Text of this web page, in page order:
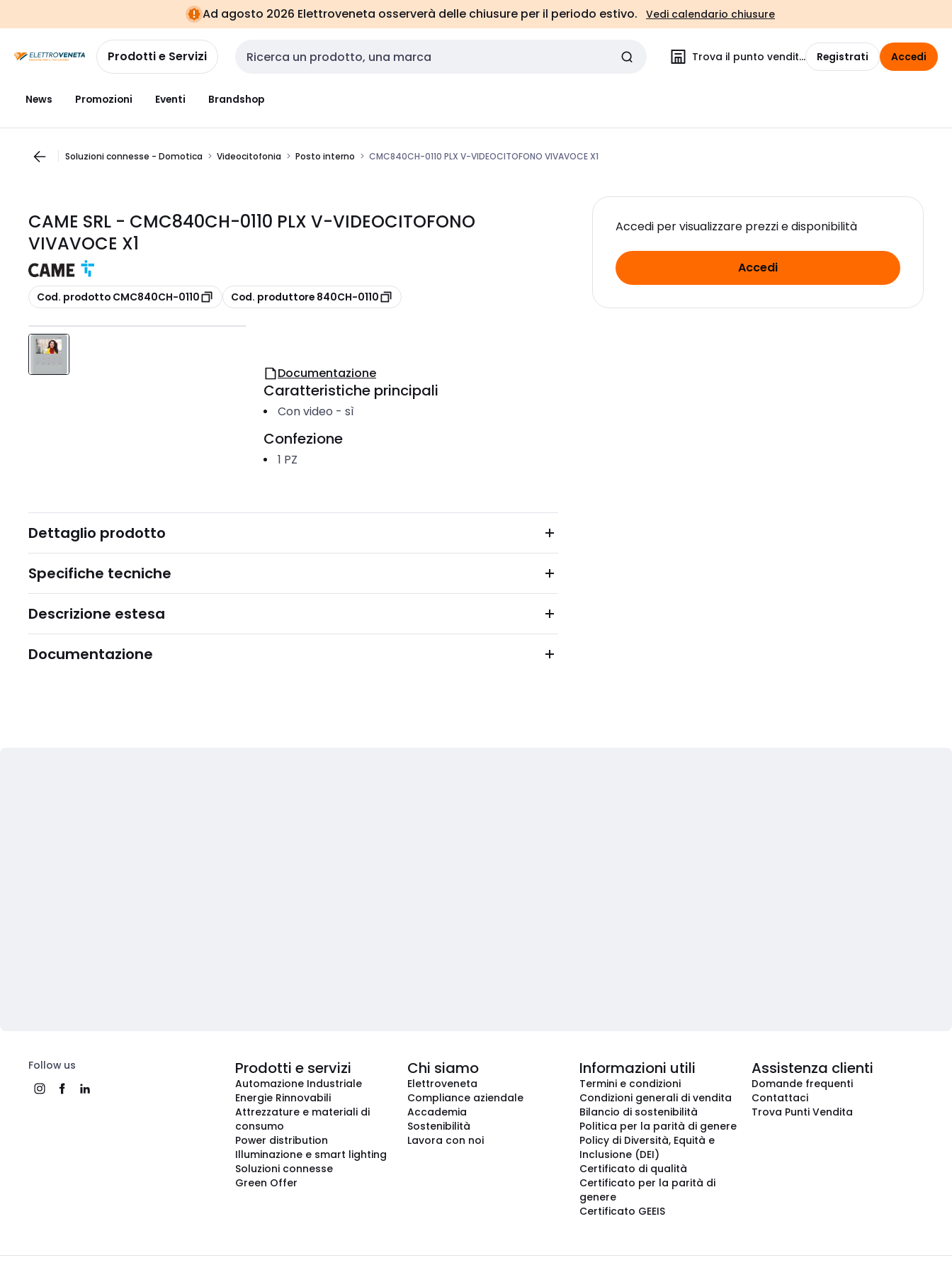
navigazionealla
pagina
Ad agosto 2026 Elettroveneta osserverà delle chiusure per il periodo estivo. Vedi calendario chiusure
Prodotti e Servizi Cerca input Trova il punto vendita Registrati Accedi
News Promozioni Eventi Brandshop
Soluzioni connesse - Domotica Videocitofonia Posto interno CMC840CH-0110 PLX V-VIDEOCITOFONO VIVAVOCE X1
CAME SRL - CMC840CH-0110 PLX V-VIDEOCITOFONO
VIVAVOCE X1
copia
Cod. prodotto CMC840CH-0110 copia
Cod. produttore 840CH-0110
Accedi per visualizzare prezzi e disponibilità
Accedi
Documentazione
Caratteristiche principali
Con video - sì
Confezione
1 PZ
Dettaglio prodotto
Specifiche tecniche
Descrizione estesa
Documentazione
Follow us Prodotti e servizi
Automazione Industriale
Energie Rinnovabili
Attrezzature e materiali di
consumo
Power distribution
Illuminazione e smart lighting
Soluzioni connesse
Green Offer
Chi siamo
Elettroveneta
Compliance aziendale
Accademia
Sostenibilità
Lavora con noi
Informazioni utili
Termini e condizioni
Condizioni generali di vendita
Bilancio di sostenibilità
Politica per la parità di genere
Policy di Diversità, Equità e
Inclusione (DEI)
Certificato di qualità
Certificato per la parità di
genere
Certificato GEEIS
Assistenza clienti
Domande frequenti
Contattaci
Trova Punti Vendita